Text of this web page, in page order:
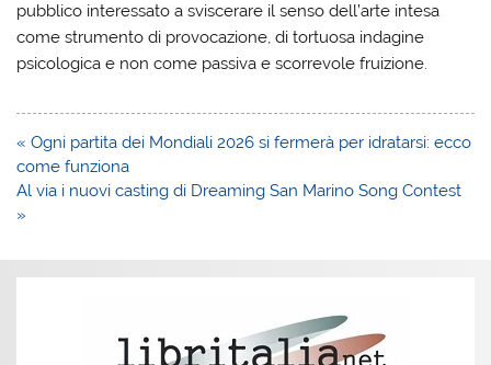
pubblico interessato a sviscerare il senso dell’arte intesa
come strumento di provocazione, di tortuosa indagine
psicologica e non come passiva e scorrevole fruizione.
Navigazione
articoli
« Ogni partita dei Mondiali 2026 si fermerà per idratarsi: ecco
come funziona
Al via i nuovi casting di Dreaming San Marino Song Contest
»